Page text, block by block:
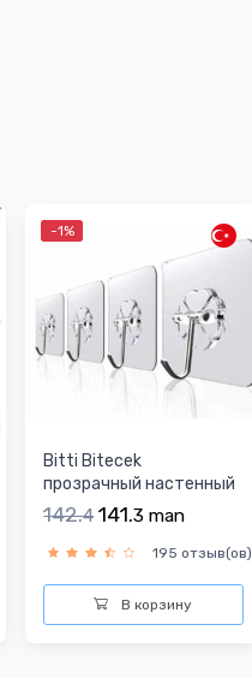
-1%
Bitti Bitecek
прозрачный настенный
вешалка
142.4 141.3 man
195 отзыв(ов)
В корзину